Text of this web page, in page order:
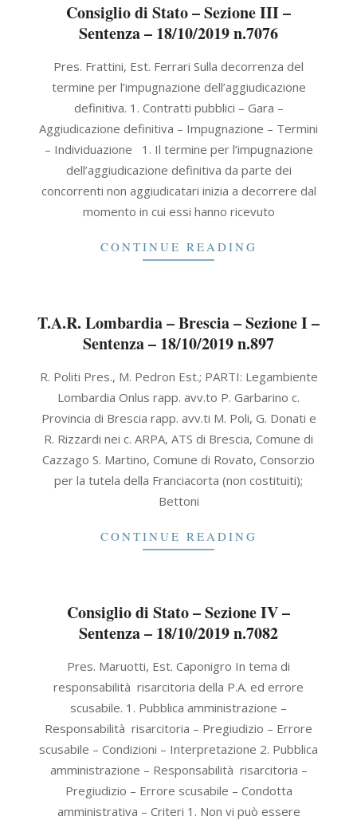
Consiglio di Stato – Sezione III –
Sentenza – 18/10/2019 n.7076
Pres. Frattini, Est. Ferrari Sulla decorrenza del
termine per l’impugnazione dell’aggiudicazione
definitiva. 1. Contratti pubblici – Gara –
Aggiudicazione definitiva – Impugnazione – Termini
– Individuazione 1. Il termine per l’impugnazione
dell’aggiudicazione definitiva da parte dei
concorrenti non aggiudicatari inizia a decorrere dal
momento in cui essi hanno ricevuto
CONTINUE READING
T.A.R. Lombardia – Brescia – Sezione I –
Sentenza – 18/10/2019 n.897
10-
R. Politi Pres., M. Pedron Est.; PARTI: Legambiente
Lombardia Onlus rapp. avv.to P. Garbarino c.
Provincia di Brescia rapp. avv.ti M. Poli, G. Donati e
R. Rizzardi nei c. ARPA, ATS di Brescia, Comune di
Cazzago S. Martino, Comune di Rovato, Consorzio
per la tutela della Franciacorta (non costituiti);
Bettoni
CONTINUE READING
Consiglio di Stato – Sezione IV –
Sentenza – 18/10/2019 n.7082
Pres. Maruotti, Est. Caponigro In tema di
responsabilità risarcitoria della P.A. ed errore
scusabile. 1. Pubblica amministrazione –
Responsabilità risarcitoria – Pregiudizio – Errore
scusabile – Condizioni – Interpretazione 2. Pubblica
amministrazione – Responsabilità risarcitoria –
Pregiudizio – Errore scusabile – Condotta
amministrativa – Criteri 1. Non vi può essere